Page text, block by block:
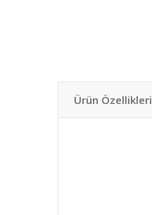
Ürün Özellikleri